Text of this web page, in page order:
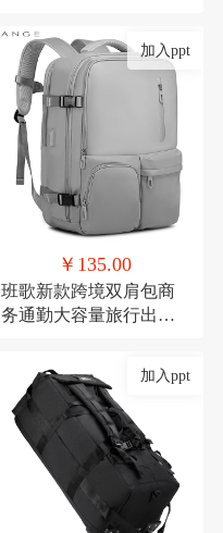
加入ppt
￥135.00
班歌新款跨境双肩包商
务通勤大容量旅行出差
加入ppt